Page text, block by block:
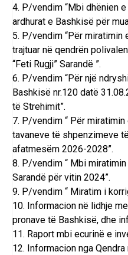
4. P/vendim “Mbi dhënien
ardhurat e Bashkisë për
5. P/vendim “Për miratimin
trajtuar në qendrën
“Feti Rugji” Sarandë ”.
6. P/vendim “Për një
Bashkisë nr.120 datë
të Strehimit”.
7. P/vendim “ Për
tavaneve të shpenzimeve
afatmesëm 2026-2028”.
8. P/vendim “ Mbi
Sarandë për vitin 2024”.
9. P/vendim “ Miratim i
10. Informacion në lidhje
pronave të Bashkisë, dhe
11. Raport mbi ecurinë e
12. Informacion nga